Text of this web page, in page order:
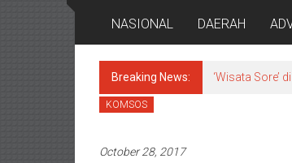
NASIONAL DAERAH
Breaking News: ‘Wisata Sore’
KOMSOS
October 28, 2017